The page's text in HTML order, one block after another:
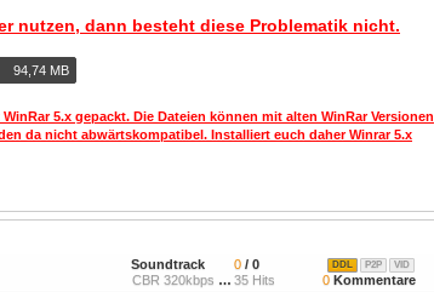
nutzen, dann besteht diese Problematik nicht.
94,74 MB
5.x gepackt. Die Dateien können mit alten WinRar Versionen
da nicht abwärtskompatibel. Installiert euch daher Winrar 5.x
Soundtrack
CBR 320kbps 44.1kHz Joint
0 / 0
35 Hits
VID
P2P
DDL
0 Kommentare